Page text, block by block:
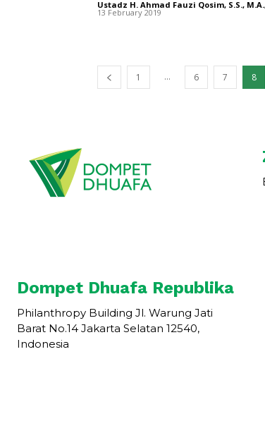
Ustadz H. Ahmad Fauzi Qosim, S.S.,
13 February 2019
1 ... 6 7 8
Dompet Dhuafa Republika
Philanthropy Building Jl. Warung Jati
Barat No.14 Jakarta Selatan 12540,
Indonesia